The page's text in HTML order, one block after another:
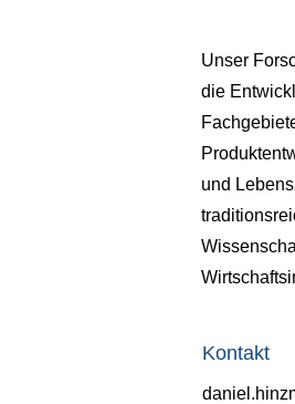
Unser
die
und
Kontakt